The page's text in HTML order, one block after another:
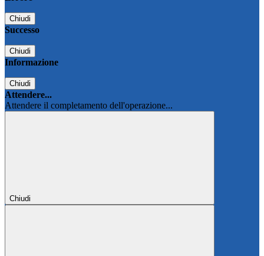
Chiudi
Successo
Chiudi
Informazione
Chiudi
Attendere...
Attendere il completamento dell'operazione...
Chiudi